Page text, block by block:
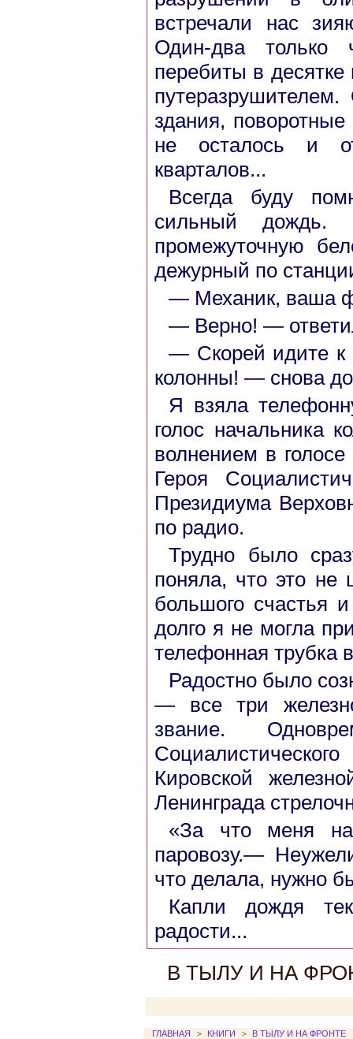
встречали нас
Один-два только
перебиты в
здания,
не осталось и
кварталов...
Всегда буду
сильный дождь.
промежуточную
дежурный по
— Механик, ваша
— Верно! —
— Скорей идите к
колонны! — снова
Я взяла
голос начальника
волнением в
Героя
Президиума
по радио.
Трудно было
поняла, что это не
большого счастья
долго я не могла
телефонная трубка
Радостно было
— все
три
звание.
Кировской
Ленинграда
«За что меня
паровозу.—
что делала, нужно
Капли дождя
радости...
В ТЫЛУ И НА
ГЛАВНАЯ > КНИГИ > В ТЫЛУ И НА ФРОНТЕ